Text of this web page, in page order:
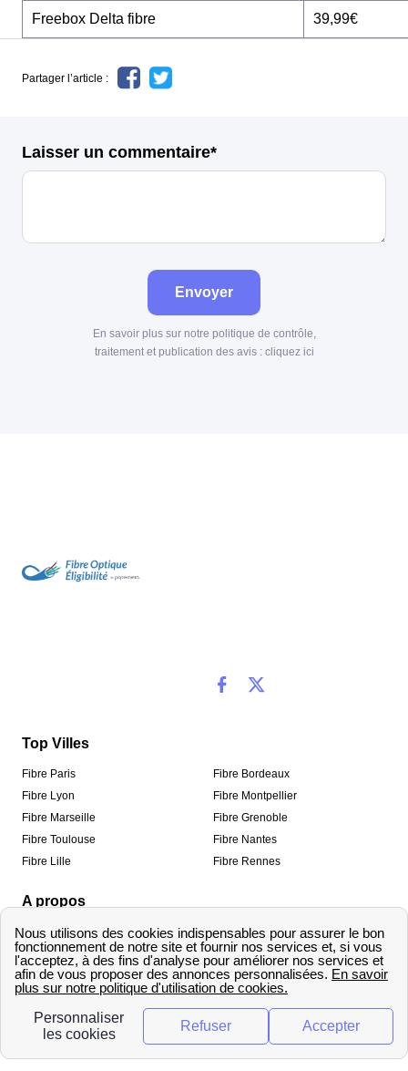
Freebox Delta fibre 39,99€
Partager l’article :
Laisser un commentaire*
Envoyer
En savoir plus sur notre politique de contrôle,
traitement et publication des avis : cliquez ici
Top Villes
Fibre Paris
Fibre Lyon
Fibre Marseille
Fibre Toulouse
Fibre Lille
Fibre Bordeaux
Fibre Montpellier
Fibre Grenoble
Fibre Nantes
Fibre Rennes
A propos
Qui sommes-nous ?
Informations de contact
Méthodologie de classement
Mentions légales
Traitement des avis
Copyright © fibre-optique-eligibilite.fr 2026 – Tous
droits réservés